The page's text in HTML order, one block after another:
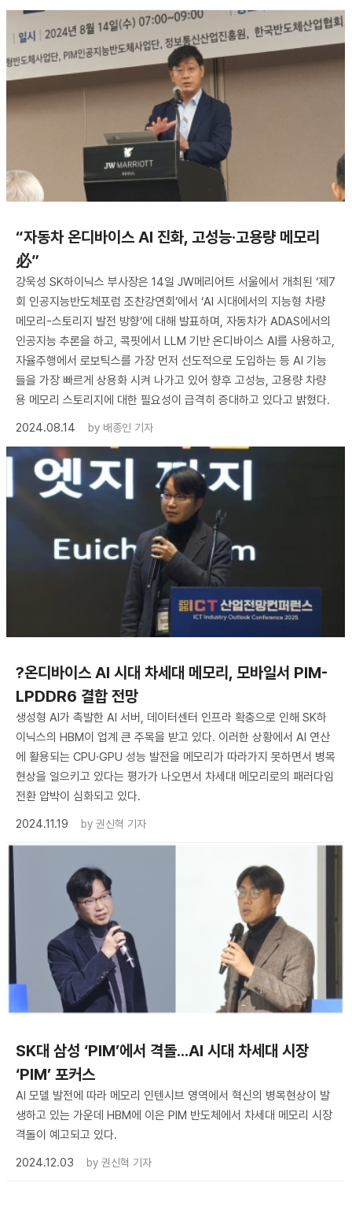
“자동차 온디바이스 AI 진화, 고성능·고용량 메모리
必”
강욱성 SK하이닉스 부사장은 14일 JW메리어트 서울에서 개최된 ‘제7
회 인공지능반도체포럼 조찬강연회’에서 ‘AI 시대에서의 지능형 차량
메모리-스토리지 발전 방향’에 대해 발표하며, 자동차가 ADAS에서의
인공지능 추론을 하고, 콕핏에서 LLM 기반 온디바이스 AI를 사용하고,
자율주행에서 로보틱스를 가장 먼저 선도적으로 도입하는 등 AI 기능
들을 가장 빠르게 상용화 시켜 나가고 있어 향후 고성능, 고용량 차량
용 메모리 스토리지에 대한 필요성이 급격히 증대하고 있다고 밝혔다.
2024.08.14
by 배종인 기자
?온디바이스 AI 시대 차세대 메모리, 모바일서 PIM-
LPDDR6 결합 전망
생성형 AI가 촉발한 AI 서버, 데이터센터 인프라 확충으로 인해 SK하
이닉스의 HBM이 업계 큰 주목을 받고 있다. 이러한 상황에서 AI 연산
에 활용되는 CPU·GPU 성능 발전을 메모리가 따라가지 못하면서 병목
현상을 일으키고 있다는 평가가 나오면서 차세대 메모리로의 패러다임
전환 압박이 심화되고 있다.
2024.11.19
by 권신혁 기자
SK대 삼성 ‘PIM’에서 격돌...AI 시대 차세대 시장
‘PIM’ 포커스
AI 모델 발전에 따라 메모리 인텐시브 영역에서 혁신의 병목현상이 발
생하고 있는 가운데 HBM에 이은 PIM 반도체에서 차세대 메모리 시장
격돌이 예고되고 있다.
2024.12.03
by 권신혁 기자